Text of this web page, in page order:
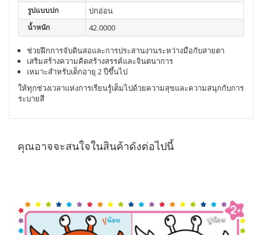
รูปแบบปก ปกอ่อน
น้ำหนัก 42.0000
ช่วยฝึกการจับดินสอและการประสานงานระหว่างมือกับสายตา
เสริมสร้างความคิดสร้างสรรค์และจินตนาการ
เหมาะสำหรับเด็กอายุ 2 ปีขึ้นไป
ให้ทุกช่วงเวลาแห่งการเรียนรู้เต็มไปด้วยความสุขและความสนุกกับการ
ระบายสี
คุณอาจจะสนใจในสินค้าดังต่อไปนี้